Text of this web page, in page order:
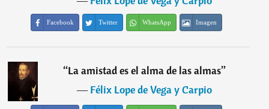
Facebook Twitter WhatsApp Imagen
“La amistad es el alma de las almas”
―Félix Lope de Vega y Carpio